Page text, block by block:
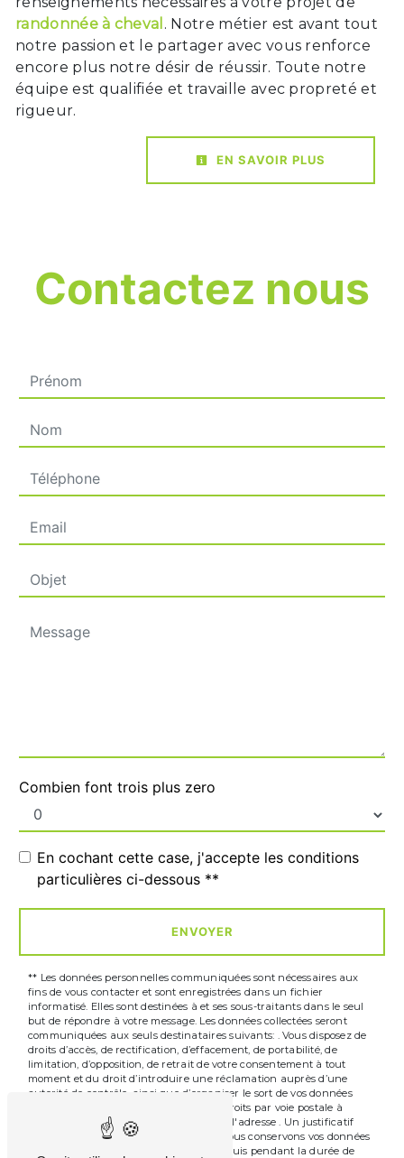
randonnée à cheval . Notre métier est avant tout
notre passion et le partager avec vous renforce
encore plus notre désir de réussir. Toute notre
équipe est qualifiée et travaille avec propreté et
rigueur.
EN SAVOIR PLUS
Contactez nous
Combien font trois plus zero
En cochant cette case, j'accepte les conditions
particulières ci-dessous **
ENVOYER
** Les données personnelles communiquées sont nécessaires aux
fins de vous contacter et sont enregistrées dans un fichier
informatisé. Elles sont destinées à et ses sous-traitants dans le seul
but de répondre à votre message. Les données collectées seront
communiquées aux seuls destinataires suivants: . Vous disposez de
droits d’accès, de rectification, d’effacement, de portabilité, de
limitation, d’opposition, de retrait de votre consentement à tout
moment et du droit d’introduire une réclamation auprès d’une
autorité de contrôle, ainsi que d’organiser le sort de vos données
post-mortem. Vous pouvez exercer ces droits par voie postale à
l'adresse ou par courrier électronique à l'adresse . Un justificatif
d'identité pourra vous être demandé. Nous conservons vos données
pendant la période de prise de contact puis pendant la durée de